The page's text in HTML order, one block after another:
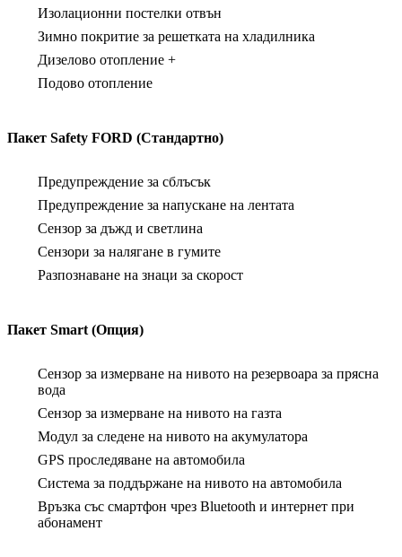
Изолационни постелки отвън
Зимно покритие за решетката на хладилника
Дизелово отопление +
Подово отопление
Пакет Safety FORD (Стандартно)
Предупреждение за сблъсък
Предупреждение за напускане на лентата
Сензор за дъжд и светлина
Сензори за налягане в гумите
Разпознаване на знаци за скорост
Пакет Smart (Опция)
Сензор за измерване на нивото на резервоара за прясна
вода
Сензор за измерване на нивото на газта
Модул за следене на нивото на акумулатора
GPS проследяване на автомобила
Система за поддържане на нивото на автомобила
Връзка със смартфон чрез Bluetooth и интернет при
абонамент